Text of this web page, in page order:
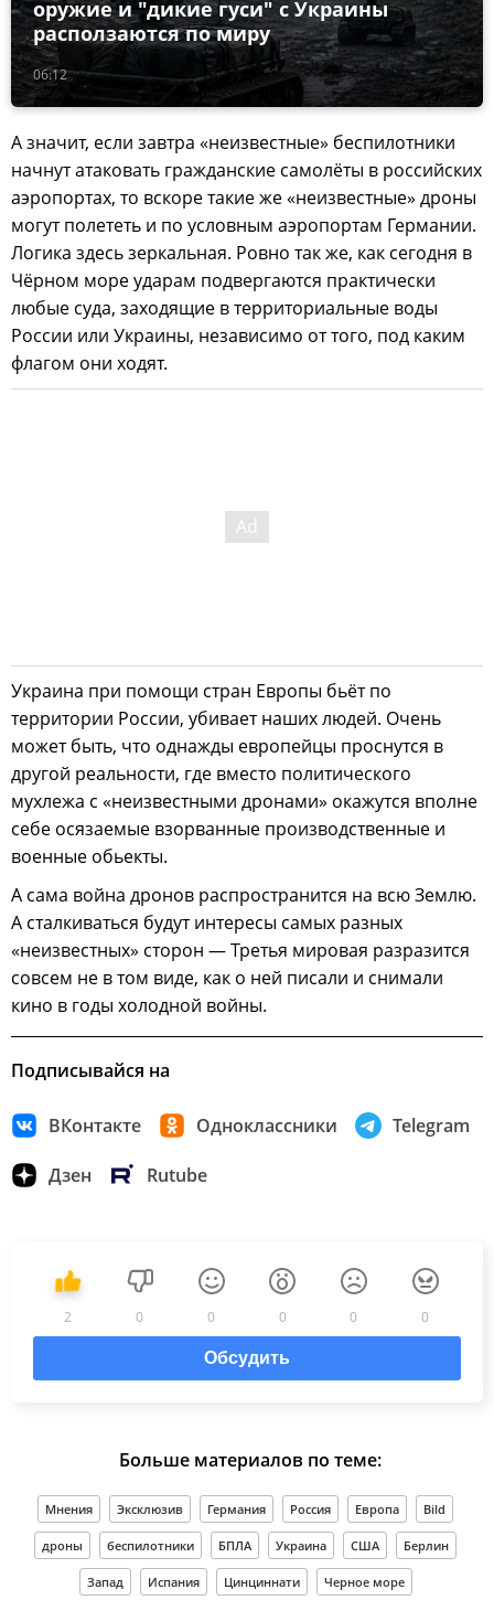
06:12
оружие и "дикие гуси" с Украины
расползаются по миру
А значит, если завтра «неизвестные» беспилотники
начнут атаковать гражданские самолёты в российских
аэропортах, то вскоре такие же «неизвестные» дроны
могут полететь и по условным аэропортам Германии.
Логика здесь зеркальная. Ровно так же, как сегодня в
Чёрном море ударам подвергаются практически
любые суда, заходящие в территориальные воды
России или Украины, независимо от того, под каким
флагом они ходят.
Украина при помощи стран Европы бьёт по
территории России, убивает наших людей. Очень
может быть, что однажды европейцы проснутся в
другой реальности, где вместо политического
мухлежа с «неизвестными дронами» окажутся вполне
себе осязаемые взорванные производственные и
военные обьекты.
А сама война дронов распространится на всю Землю.
А сталкиваться будут интересы самых разных
«неизвестных» сторон — Третья мировая разразится
совсем не в том виде, как о ней писали и снимали
кино в годы холодной войны.
Подписывайся на
ВКонтакте Одноклассники Telegram
Дзен Rutube
2 0 0 0 0 0
Обсудить
Больше материалов по теме:
Мнения Эксклюзив Германия Россия Европа Bild
дроны беспилотники БПЛА Украина США Берлин
Запад Испания Цинциннати Черное море